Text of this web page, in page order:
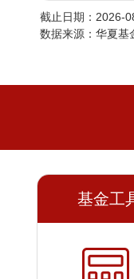
2026-
07-30
2026-
07-27
2026-
07-23
截止日期：2026-
数据来源：华夏基
基金工